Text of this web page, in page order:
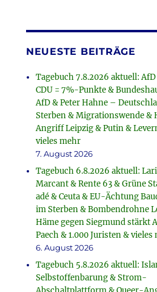
NEUESTE BEITRÄGE
Tagebuch 7.8.2026 aktuell:
CDU = 7%-Punkte &
AfD & Peter Hahne –
Sterben & Migrationswende &
Angriff Leipzig & Putin &
vieles mehr
7. August 2026
Tagebuch 6.8.2026 aktuell:
Marcant & Rente 63 & Grüne
adé & Ceuta & EU-Ächtung
im Sterben & Bombendrohne
Häme gegen Siegmund stärkt
Paech & 1.000 Juristen & vieles
6. August 2026
Tagebuch 5.8.2026 aktuell:
Selbstoffenbarung & Strom-